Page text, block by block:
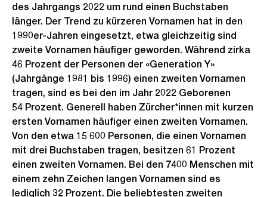
des Jahrgangs 2022 um rund einen Buchstaben
länger. Der Trend zu kürzeren Vornamen hat in den
1990er-Jahren eingesetzt, etwa gleichzeitig sind
zweite Vornamen häufiger geworden. Während zirka
46 Prozent der Personen der «Generation Y»
(Jahrgänge 1981 bis 1996) einen zweiten Vornamen
tragen, sind es bei den im Jahr 2022 Geborenen
54 Prozent. Generell haben Zürcher*innen mit kurzen
ersten Vornamen häufiger einen zweiten Vornamen.
Von den etwa 15 600 Personen, die einen Vornamen
mit drei Buchstaben tragen, besitzen 61 Prozent
einen zweiten Vornamen. Bei den 7400 Menschen mit
einem zehn Zeichen langen Vornamen sind es
lediglich 32 Prozent. Die beliebtesten zweiten